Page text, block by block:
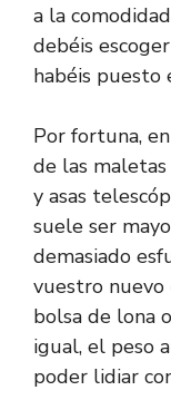
a la
debéis
habéis puesto
Por fortuna,
de las maletas
y asas
suele ser
demasiado
vuestro nuevo
bolsa de lona
igual, el peso
poder lidiar